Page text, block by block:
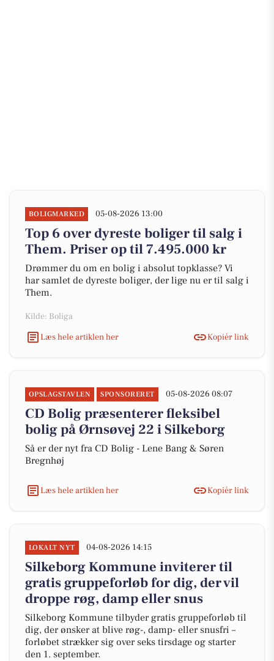
BOLIGMARKED 05-08-2026 13:00
Top 6 over dyreste boliger til salg i
Them. Priser op til 7.495.000 kr
Drømmer du om en bolig i absolut topklasse? Vi
har samlet de dyreste boliger, der lige nu er til salg i
Them.
Kilde: Boliga
Læs hele artiklen her
Kopiér link
OPSLAGSTAVLEN SPONSORERET 05-08-2026 08:07
CD Bolig præsenterer fleksibel
bolig på Ørnsøvej 22 i Silkeborg
Så er der nyt fra CD Bolig - Lene Bang & Søren
Bregnhøj
Læs hele artiklen her Kopiér link
LOKALT NYT 04-08-2026 14:15
Silkeborg Kommune inviterer til
gratis gruppeforløb for dig, der vil
droppe røg, damp eller snus
Silkeborg Kommune tilbyder gratis gruppeforløb til
dig, der ønsker at blive røg-, damp- eller snusfri –
forløbet strækker sig over seks tirsdage og starter
den 1. september.